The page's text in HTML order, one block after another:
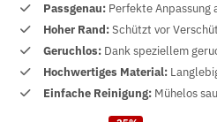
Passgenau: Perfekte Anpassung
Hoher Rand:Schützt vor
Geruchlos: Dank speziellem
Hochwertiges Material:
Einfache Reinigung: Mühelos